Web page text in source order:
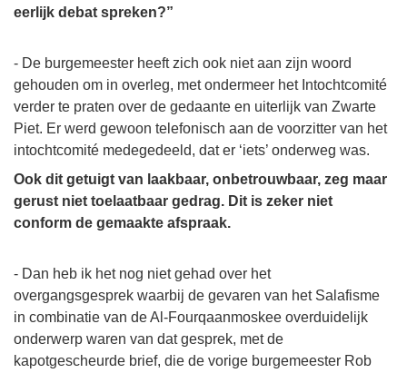
eerlijk debat spreken?”
- De burgemeester heeft zich ook niet aan zijn woord
gehouden om in overleg, met ondermeer het Intochtcomité
verder te praten over de gedaante en uiterlijk van Zwarte
Piet. Er werd gewoon telefonisch aan de voorzitter van het
intochtcomité medegedeeld, dat er ‘iets’ onderweg was.
Ook dit getuigt van laakbaar, onbetrouwbaar, zeg maar
gerust niet toelaatbaar gedrag. Dit is zeker niet
conform de gemaakte afspraak.
- Dan heb ik het nog niet gehad over het
overgangsgesprek waarbij de gevaren van het Salafisme
in combinatie van de Al-Fourqaanmoskee overduidelijk
onderwerp waren van dat gesprek, met de
kapotgescheurde brief, die de vorige burgemeester Rob